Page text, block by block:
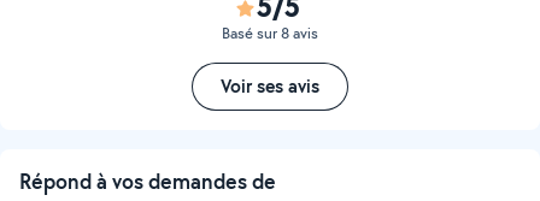
Basé sur 8 avis
Voir ses avis
Répond à vos demandes de